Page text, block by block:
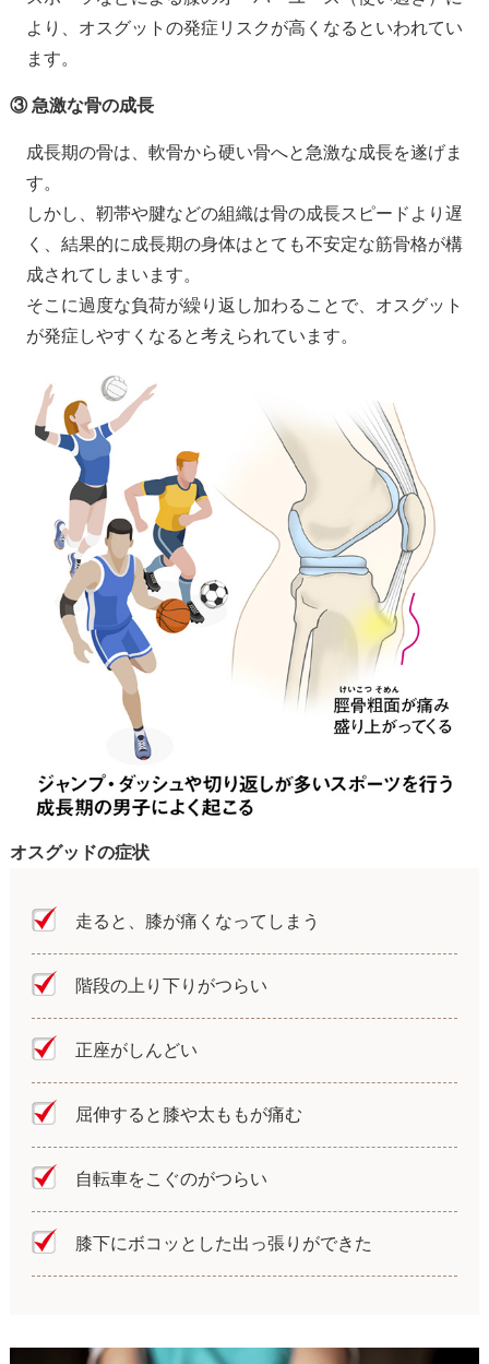
より、オスグットの発症リスクが高くなるといわれてい
ます。
③ 急激な骨の成長
成長期の骨は、軟骨から硬い骨へと急激な成長を遂げま
す。
しかし、靭帯や腱などの組織は骨の成長スピードより遅
く、結果的に成長期の身体はとても不安定な筋骨格が構
成されてしまいます。
そこに過度な負荷が繰り返し加わることで、オスグット
が発症しやすくなると考えられています。
オスグッドの症状
走ると、膝が痛くなってしまう
階段の上り下りがつらい
正座がしんどい
屈伸すると膝や太ももが痛む
自転車をこぐのがつらい
膝下にボコッとした出っ張りができた